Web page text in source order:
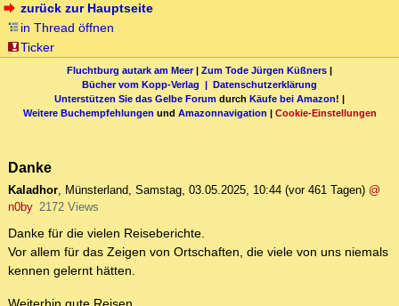
zurück zur Hauptseite
in Thread öffnen
Ticker
Fluchtburg autark am Meer| Zum Tode Jürgen Küßners |
Bücher vom Kopp-Verlag | Datenschutzerklärung
Unterstützen Sie das Gelbe Forum durch Käufe bei Amazon! |
Weitere Buchempfehlungen und Amazonnavigation | Cookie-Einstellungen
Danke
Kaladhor, Münsterland, Samstag, 03.05.2025, 10:44 (vor 461 Tagen) @
n0by 2172 Views
Danke für die vielen Reiseberichte.
Vor allem für das Zeigen von Ortschaften, die viele von uns niemals
kennen gelernt hätten.